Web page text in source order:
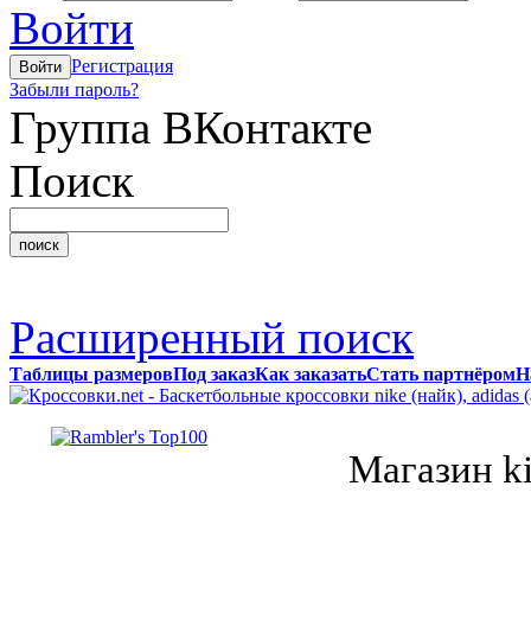
Войти
Регистрация
Забыли пароль?
Группа ВКонтакте
Поиск
Расширенный поиск
Таблицы размеровПод заказКак заказатьСтать партнёром
Магазин